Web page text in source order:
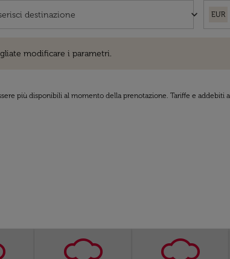
keyboard_arrow_down EUR
modificare i parametri.
più disponibili al momento della prenotazione. Tariffe e addebiti